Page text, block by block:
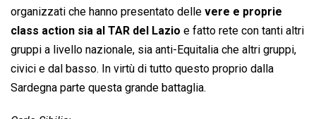
organizzati che hanno presentato delle vere e proprie
class action sia al TAR del Lazio e fatto rete con tanti altri
gruppi a livello nazionale, sia anti-Equitalia che altri gruppi,
civici e dal basso. In virtù di tutto questo proprio dalla
Sardegna parte questa grande battaglia.